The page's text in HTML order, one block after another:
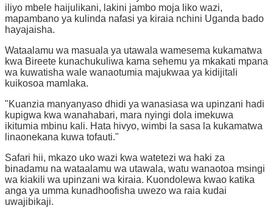
iliyo mbele haijulikani, lakini jambo moja liko wazi,
mapambano ya kulinda nafasi ya kiraia nchini Uganda bado
hayajaisha.
Wataalamu wa masuala ya utawala wamesema kukamatwa
kwa Bireete kunachukuliwa kama sehemu ya mkakati mpana
wa kuwatisha wale wanaotumia majukwaa ya kidijitali
kuikosoa mamlaka.
"Kuanzia manyanyaso dhidi ya wanasiasa wa upinzani hadi
kupigwa kwa wanahabari, mara nyingi dola imekuwa
ikitumia mbinu kali. Hata hivyo, wimbi la sasa la kukamatwa
linaonekana kuwa tofauti."
Safari hii, mkazo uko wazi kwa watetezi wa haki za
binadamu na wataalamu wa utawala, watu wanaotoa msingi
wa kiakili wa upinzani wa kiraia. Kuondolewa kwao katika
anga ya umma kunadhoofisha uwezo wa raia kudai
uwajibikaji.